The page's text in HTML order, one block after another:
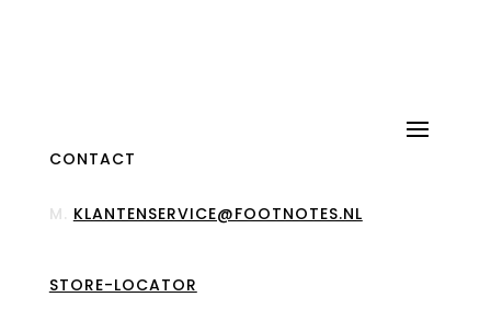
CONTACT
M. KLANTENSERVICE@FOOTNOTES.NL
STORE-LOCATOR